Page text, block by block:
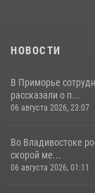
НОВОСТИ
В Приморье
рассказали о п...
06 августа 2026, 23:07
Во Владивостоке
скорой ме...
06 августа 2026, 01:11